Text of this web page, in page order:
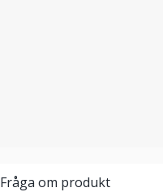
Fråga om produkt